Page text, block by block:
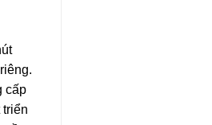
cấp